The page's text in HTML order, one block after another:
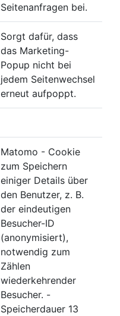
Seitenanfragen bei.
Sorgt dafür, dass
das Marketing-
Popup nicht bei
jedem Seitenwechsel
erneut aufpoppt.
Matomo - Cookie
zum Speichern
einiger Details über
den Benutzer, z. B.
der eindeutigen
Besucher-ID
(anonymisiert),
notwendig zum
Zählen
wiederkehrender
Besucher. -
Speicherdauer 13